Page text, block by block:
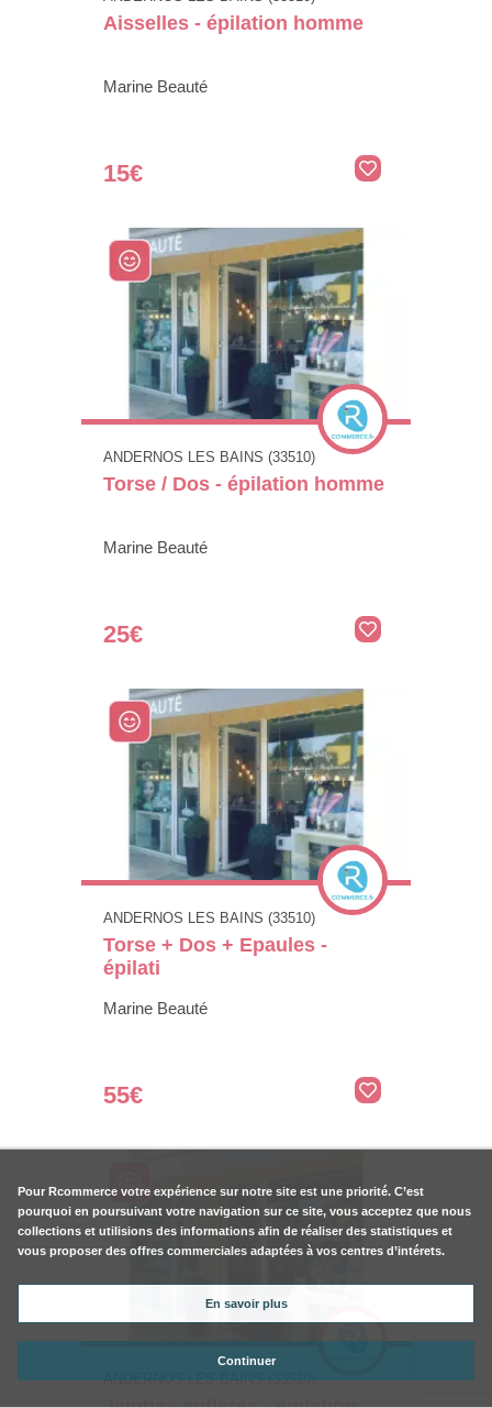
Aisselles - épilation homme
Marine Beauté
15€
ANDERNOS LES BAINS (33510)
Torse / Dos - épilation homme
Marine Beauté
25€
ANDERNOS LES BAINS (33510)
Torse + Dos + Epaules -
épilati
Marine Beauté
55€
ANDERNOS LES BAINS (33510)
Pour Rcommerce votre expérience sur notre site est une priorité. C’est
pourquoi en poursuivant votre navigation sur ce site, vous acceptez que nous
collections et utilisions des informations afin de réaliser des statistiques et
vous proposer des offres commerciales adaptées à vos centres d’intérets.
En savoir plus
Continuer